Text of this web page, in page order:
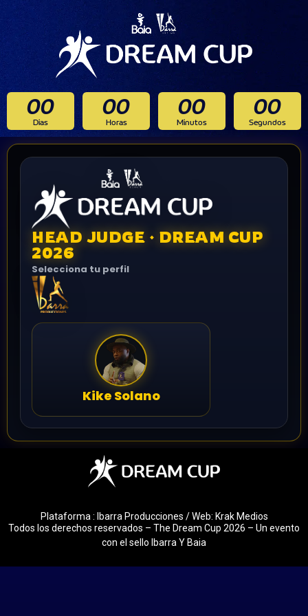
00
Dias
00
Horas
00
Minutos
00
Segundos
HEAD JUDGE · DREAM CUP
2026
Selecciona tu perfil
Kike Solano
Plataforma : Ibarra Producciones / Web: Krak Medios
Todos los derechos reservados – The Dream Cup 2026 – Un evento
con el sello Ibarra Y Baia